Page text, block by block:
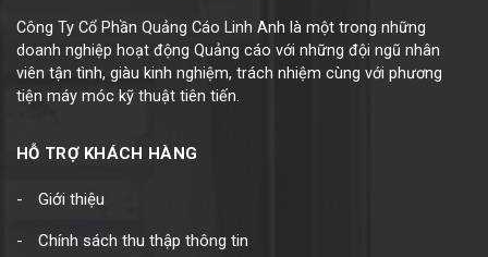
Công Ty Cổ Phần Quảng Cáo Linh Anh là một trong những
doanh nghiệp hoạt động Quảng cáo với những đội ngũ nhân
viên tận tình, giàu kinh nghiệm, trách nhiệm cùng với phương
tiện máy móc kỹ thuật tiên tiến.
HỖ TRỢ KHÁCH HÀNG
Giới thiệu
Chính sách thu thập thông tin